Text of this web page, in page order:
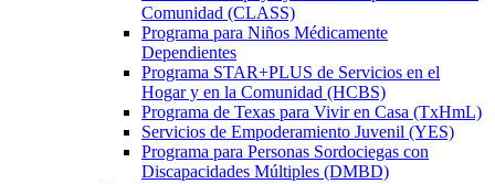
Comunidad (CLASS)
Programa para Niños Médicamente
Dependientes
Programa STAR+PLUS de Servicios en el
Hogar y en la Comunidad (HCBS)
Programa de Texas para Vivir en Casa (TxHmL)
Servicios de Empoderamiento Juvenil (YES)
Programa para Personas Sordociegas con
Discapacidades Múltiples (DMBD)